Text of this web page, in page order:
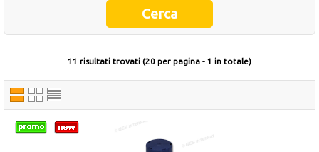
Ultimi inserimenti
Offerte del mese
Cataloghi fornitori
11 risultati trovati (20 per pagina - 1 in totale)